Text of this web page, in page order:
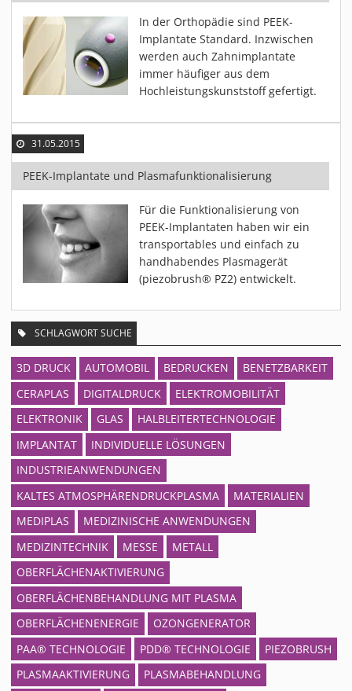
In der Orthopädie sind PEEK-
Implantate Standard. Inzwischen
werden auch Zahnimplantate
immer häufiger aus dem
Hochleistungskunststoff gefertigt.
31.05.2015
PEEK-Implantate und Plasmafunktionalisierung
Für die Funktionalisierung von
PEEK-Implantaten haben wir ein
transportables und einfach zu
handhabendes Plasmagerät
(piezobrush® PZ2) entwickelt.
SCHLAGWORT SUCHE
3D DRUCK AUTOMOBIL BEDRUCKEN
BENETZBARKEIT
CERAPLAS
DIGITALDRUCK
ELEKTROMOBILITÄT
ELEKTRONIK
GLAS
HALBLEITERTECHNOLOGIE
IMPLANTAT
INDIVIDUELLE LÖSUNGEN
INDUSTRIEANWENDUNGEN
KALTES ATMOSPHÄRENDRUCKPLASMA
MATERIALIEN
MEDIPLAS
MEDIZINISCHE ANWENDUNGEN
MEDIZINTECHNIK
MESSE
METALL
OBERFLÄCHENAKTIVIERUNG
OBERFLÄCHENBEHANDLUNG MIT PLASMA
OBERFLÄCHENENERGIE
OZONGENERATOR
PAA® TECHNOLOGIE
PDD® TECHNOLOGIE
PIEZOBRUSH
PLASMAAKTIVIERUNG
PLASMABEHANDLUNG